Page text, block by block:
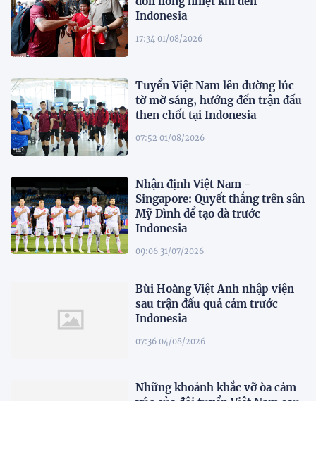
Indonesia
17:34 01/08/2026
Tuyển Việt Nam lên đường lúc
tờ mờ sáng, hướng đến trận đấu
then chốt tại Indonesia
07:52 01/08/2026
Nhận định Việt Nam -
Singapore: Quyết thắng trên sân
Mỹ Đình để tạo đà trước
Indonesia
09:06 31/07/2026
Bùi Hoàng Việt Anh nhập viện
sau trận đấu quả cảm trước
Indonesia
07:36 04/08/2026
Những khoảnh khắc vỡ òa cảm
xúc của đội tuyển Việt Nam sau